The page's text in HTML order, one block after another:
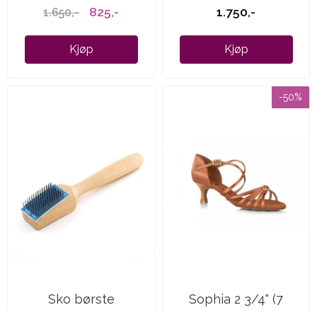
1.650,- 825,-
Kjøp
1.750,-
Kjøp
Sko børste
-50%
Sophia 2 3/4" (7